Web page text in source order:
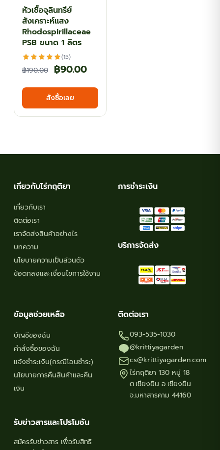
หัวเชื้อจุลินทรีย์
สังเคราะห์แสง
Rhodospirillaceae
PSB ขนาด 1 ลิตร
(15)
฿190.00 Original
price
was:
฿190.00.
฿90.00Current
price
฿90.00.
สั่งซื้อเลย
เกี่ยวกับไร่กฤติยา
เกี่ยวกับเรา
ติดต่อเรา
เราจัดส่งสินค้าอย่างไร
บทความ
นโยบายความเป็นส่วนตัว
ข้อตกลงและเงื่อนไขการใช้งาน
การชำระเงิน
บริการจัดส่ง
ข้อมูลช่วยเหลือ
บัญชีของฉัน
คำสั่งซื้อของฉัน
แจ้งชำระเงิน(กรณีโอนชำระ)
นโยบายการคืนสินค้าและคืน
เงิน
ติดต่อเรา
093-535-1030
@krittiyagarden
cs@krittiyagarden.com
ไร่กฤติยา 130 หมู่ 18
ต.เชียงยืน อ.เชียงยืน
จ.มหาสารคาม 44160
รับข่าวสารและโปรโมชัน
สมัครรับข่าวสาร เพื่อรับสิทธิ